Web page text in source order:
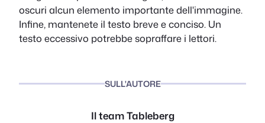
oscuri alcun elemento importante dell'immagine.
Infine, mantenete il testo breve e conciso. Un
testo eccessivo potrebbe sopraffare i lettori.
SULL'AUTORE
Il team Tableberg